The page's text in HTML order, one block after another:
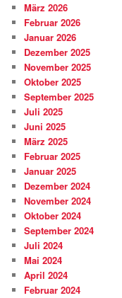
März 2026
Februar 2026
Januar 2026
Dezember 2025
November 2025
Oktober 2025
September 2025
Juli 2025
Juni 2025
März 2025
Februar 2025
Januar 2025
Dezember 2024
November 2024
Oktober 2024
September 2024
Juli 2024
Mai 2024
April 2024
Februar 2024